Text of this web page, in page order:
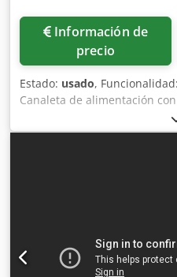
Información de
precio
Estado: usado, Funcionalidad:
Canaleta de alimentación
Tambor mezclador con
longitud aprox. 4.000 mm
capacidad de producción